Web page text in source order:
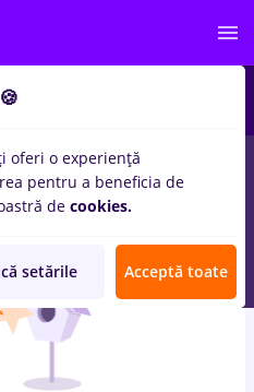
inBucurestiinConstructii /
oferi o experiență
pentru a beneficia de
de cookies.
setările Acceptă toate